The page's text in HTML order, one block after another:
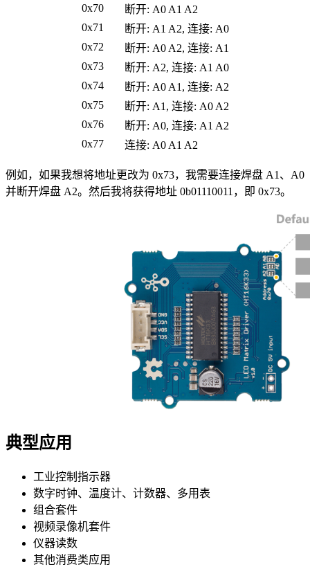
0x70
断开: A0 A1 A2
0x71
断开: A1 A2, 连接: A0
0x72
断开: A0 A2, 连接: A1
0x73
断开: A2, 连接: A1 A0
0x74
断开: A0 A1, 连接: A2
0x75
断开: A1, 连接: A0 A2
0x76
断开: A0, 连接: A1 A2
0x77
连接: A0 A1 A2
例如，如果我想将地址更改为 0x73，我需要连接焊盘 A1、A0
并断开焊盘 A2。然后我将获得地址 0b01110011，即 0x73。
典型应用
工业控制指示器
数字时钟、温度计、计数器、多用表
组合套件
视频录像机套件
仪器读数
其他消费类应用